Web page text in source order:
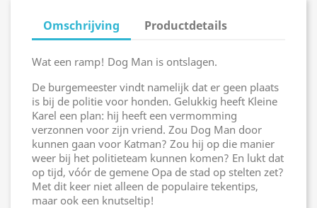
Omschrijving Productdetails
Wat een ramp! Dog Man is ontslagen.
De burgemeester vindt namelijk dat er geen plaats
is bij de politie voor honden. Gelukkig heeft Kleine
Karel een plan: hij heeft een vermomming
verzonnen voor zijn vriend. Zou Dog Man door
kunnen gaan voor Katman? Zou hij op die manier
weer bij het politieteam kunnen komen? En lukt dat
op tijd, vóór de gemene Opa de stad op stelten zet?
Met dit keer niet alleen de populaire tekentips,
maar ook een knutseltip!